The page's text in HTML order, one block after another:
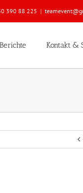
390 88 225 |
Berichte Kontakt &